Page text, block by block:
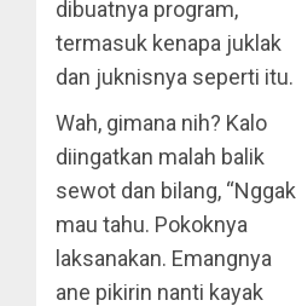
dibuatnya program,
termasuk kenapa juklak
dan juknisnya seperti itu.
Wah, gimana nih? Kalo
diingatkan malah balik
sewot dan bilang, “Nggak
mau tahu. Pokoknya
laksanakan. Emangnya
ane pikirin nanti kayak